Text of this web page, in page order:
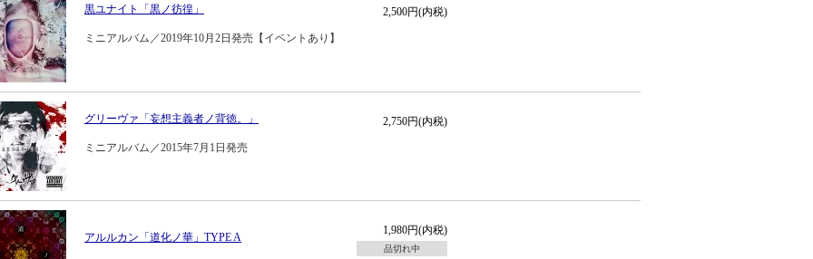
黒ユナイト「黒ノ彷徨」 2,500円(内税)
ミニアルバム／2019年10月2日発売【イベントあり】
グリーヴァ「妄想主義者ノ背徳。」 2,750円(内税)
ミニアルバム／2015年7月1日発売
アルルカン「道化ノ華」TYPE A
1,980円(内税)
品切れ中